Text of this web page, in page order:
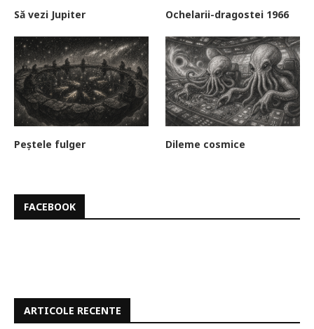
Să vezi Jupiter Ochelarii-dragostei 1966
Peștele fulger Dileme cosmice
FACEBOOK
ARTICOLE RECENTE